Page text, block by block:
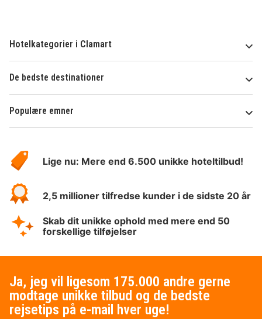
Hotelkategorier i Clamart
De bedste destinationer
Populære emner
HotelSpecials
Lige nu: Mere end 6.500 unikke hoteltilbud!
2,5 millioner tilfredse kunder i de sidste 20 år
Skab dit unikke ophold med mere end 50
forskellige tilføjelser
Ja, jeg vil ligesom 175.000 andre gerne
modtage unikke tilbud og de bedste
rejsetips på e-mail hver uge!